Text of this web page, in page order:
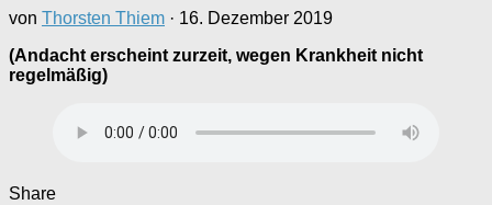
von Thorsten Thiem · 16. Dezember 2019
(Andacht erscheint zurzeit, wegen Krankheit nicht
regelmäßig)
Share